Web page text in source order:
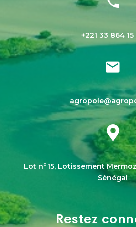
+221 33 864 15
Lot n°15, Lotissement
Sénégal
Restez